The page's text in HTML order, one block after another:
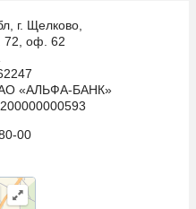
г. Щелково,
72, оф. 62
«АЛЬФА-БАНК»
00